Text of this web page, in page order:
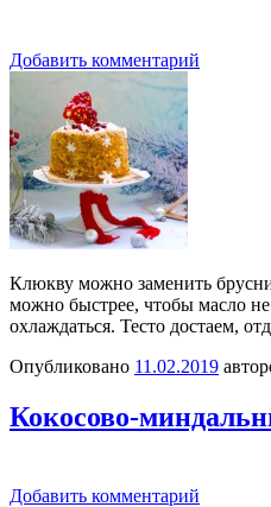
Добавить комментарий
Клюкву можно заменить
можно быстрее, чтобы масло
охлаждаться. Тесто достаем,
Опубликовано 11.02.2019
Кокосово-
Добавить комментарий